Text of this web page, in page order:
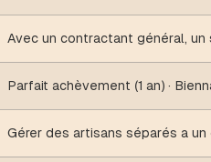
Avec un contractant général,
Parfait achèvement (1 an) ·
Gérer des artisans séparés a